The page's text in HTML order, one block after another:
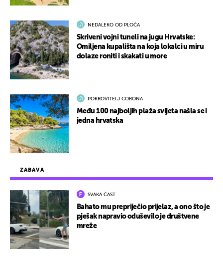
ZABAVA
SVAKA ČAST
Bahato mu prepriječio prijelaz, a ono što je
pješak napravio oduševilo je društvene
mreže
NEDALEKO OD PLOČA
Skriveni vojni tuneli na jugu Hrvatske:
Omiljena kupališta na koja lokalci u miru
dolaze roniti i skakati u more
POKROVITELJ CORONA
Među 100 najboljih plaža svijeta našla se i
jedna hrvatska